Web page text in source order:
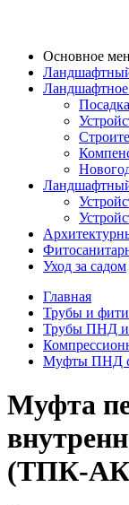
Основное
Ландшафтное
Уход за садом
Главная
Трубы и
Трубы ПНД и
Муфты ПНД с
Муфта
(ТПК-